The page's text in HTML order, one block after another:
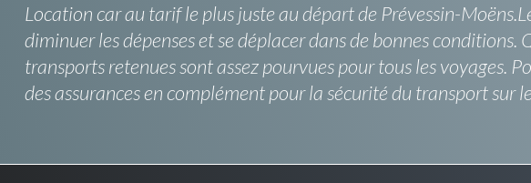
Location car au tarif le plus juste au départ de Prévessin-
diminuer les dépenses et se déplacer dans de bonnes
transports retenues sont assez pourvues pour tous les voyages.
des assurances en complément pour la sécurité du transport sur